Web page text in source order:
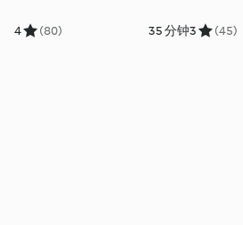
4 (80) 35 分钟3 (45)